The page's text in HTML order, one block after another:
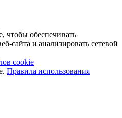
чтобы обеспечивать
сайта и анализировать сетевой
cookie
Правила использования